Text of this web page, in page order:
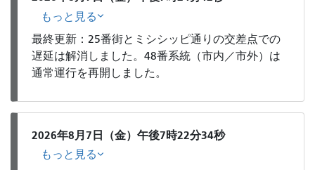
もっと見る
最終更新：25番街とミシシッピ通りの交差点での
遅延は解消しました。48番系統（市内／市外）は
通常運行を再開しました。
2026年8月7日（金）午後7時22分34秒
もっと見る